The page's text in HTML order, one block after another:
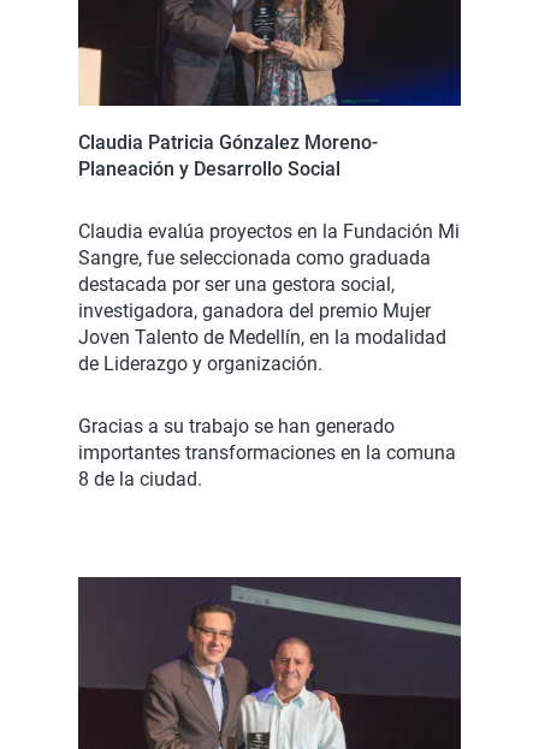
Claudia Patricia Gónzalez Moreno-
Planeación y Desarrollo Social
Claudia evalúa proyectos en la Fundación Mi
Sangre, fue seleccionada como graduada
destacada por ser una gestora social,
investigadora, ganadora del premio Mujer
Joven Talento de Medellín, en la modalidad
de Liderazgo y organización.
Gracias a su trabajo se han generado
importantes transformaciones en la comuna
8 de la ciudad.